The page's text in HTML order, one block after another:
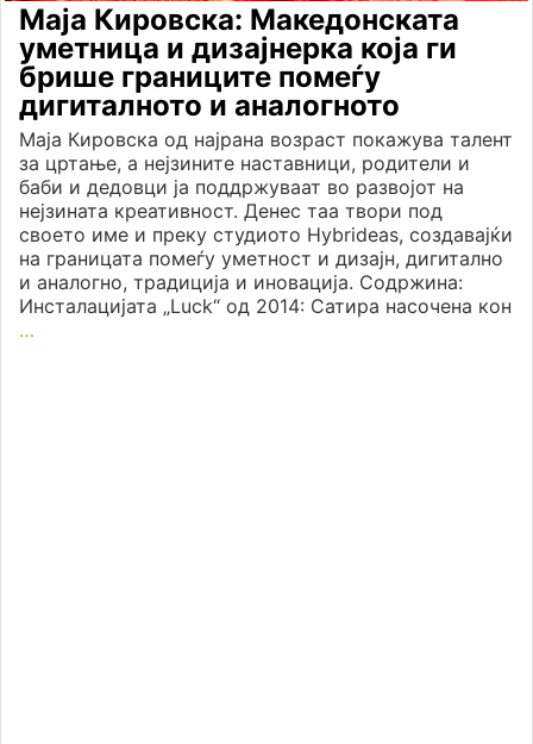
Маја Кировска: Македонската
уметница и дизајнерка која ги
брише границите помеѓу
дигиталното и аналогното
Маја Кировска од најрана возраст покажува талент
за цртање, а нејзините наставници, родители и
баби и дедовци ја поддржуваат во развојот на
нејзината креативност. Денес таа твори под
своето име и преку студиото Hybrideas, создавајќи
на границата помеѓу уметност и дизајн, дигитално
и аналогно, традиција и иновација. Содржина:
Инсталацијата „Luck“ од 2014: Сатира насочена кон
…